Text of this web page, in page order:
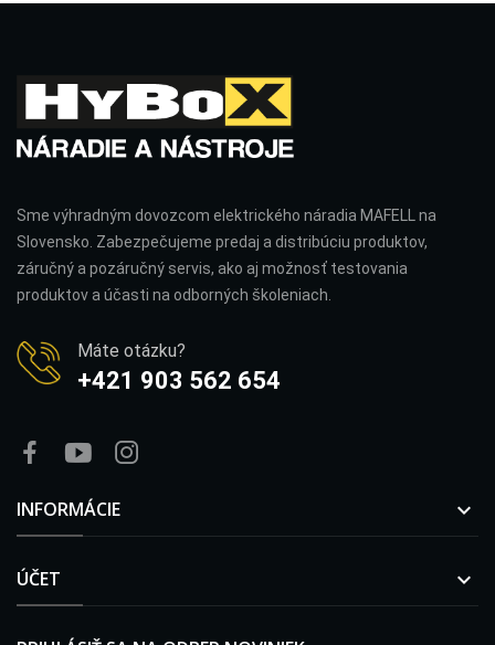
Sme výhradným dovozcom elektrického náradia MAFELL na
Slovensko. Zabezpečujeme predaj a distribúciu produktov,
záručný a pozáručný servis, ako aj možnosť testovania
produktov a účasti na odborných školeniach.
Máte otázku?
+421 903 562 654
INFORMÁCIE 
ÚČET 